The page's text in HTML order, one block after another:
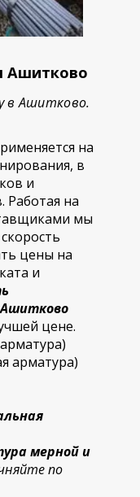
Ашитково
в Ашитково.
на
в
и
Работая на
мы
цены на
и
Ашитково
цене.
арматура)
мерной и
по